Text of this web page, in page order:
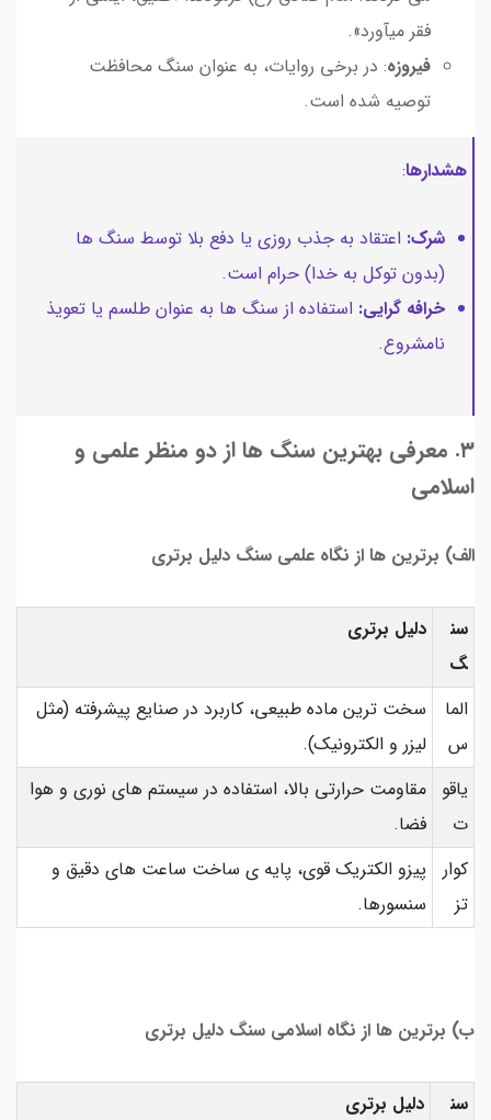
فقر میآورد».
فیروزه: در برخی روایات، به عنوان سنگ محافظت
توصیه شده است.
هشدارها:
شرک: اعتقاد به جذب روزی یا دفع بلا توسط سنگ ها
(بدون توکل به خدا) حرام است.
خرافه گرایی: استفاده از سنگ ها به عنوان طلسم یا تعویذ
نامشروع.
۳. معرفی بهترین سنگ ها از دو منظر علمی و
اسلامی
الف) برترین ها از نگاه علمی سنگ دلیل برتری
سن
گ
دلیل برتری
الما
س
سخت ترین ماده طبیعی، کاربرد در صنایع پیشرفته (مثل
لیزر و الکترونیک).
یاقو
ت
مقاومت حرارتی بالا، استفاده در سیستم های نوری و هوا
فضا.
کوار
تز
پیزو الکتریک قوی، پایه ی ساخت ساعت های دقیق و
سنسورها.
ب) برترین ها از نگاه اسلامی سنگ دلیل برتری
سن
دلیل برتری